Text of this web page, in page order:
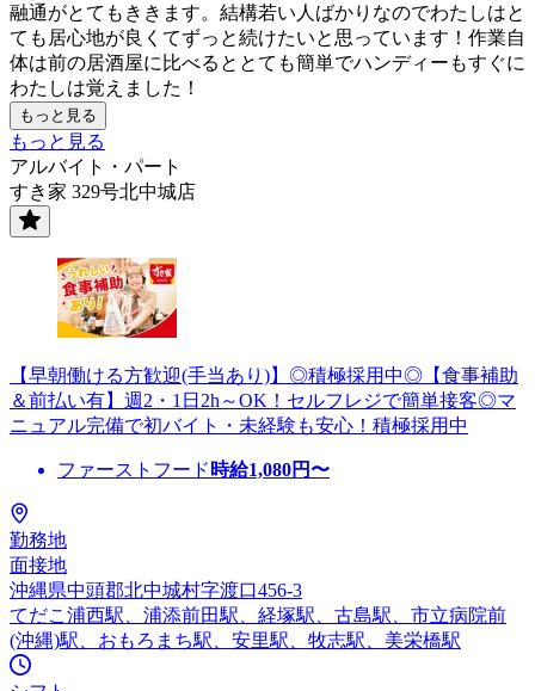
融通がとてもききます。結構若い人ばかりなのでわたしはと
ても居心地が良くてずっと続けたいと思っています！作業自
体は前の居酒屋に比べるととても簡単でハンディーもすぐに
わたしは覚えました！
もっと見る
もっと見る
アルバイト・パート
すき家 329号北中城店
【早朝働ける方歓迎(手当あり)】◎積極採用中◎【食事補助
＆前払い有】週2・1日2h～OK！セルフレジで簡単接客◎マ
ニュアル完備で初バイト・未経験も安心！積極採用中
ファーストフード 時給1,080円〜
勤務地
面接地
沖縄県中頭郡北中城村字渡口456-3
てだこ浦西駅、浦添前田駅、経塚駅、古島駅、市立病院前
(沖縄)駅、おもろまち駅、安里駅、牧志駅、美栄橋駅